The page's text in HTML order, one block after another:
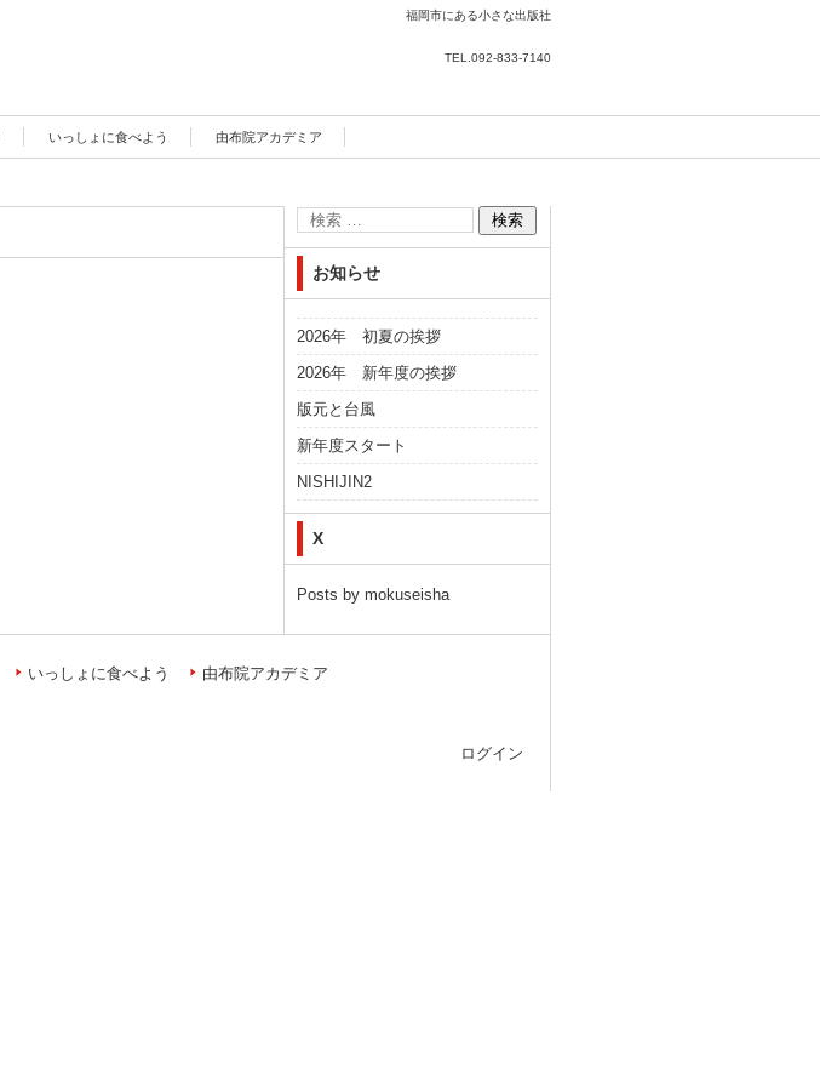
福岡市にある小さな出版社
TEL. 092-833-7140
いっしょに食べよう 由布院アカデミア
お知らせ
2026年 初夏の挨拶
2026年 新年度の挨拶
版元と台風
新年度スタート
NISHIJIN2
X
Posts by mokuseisha
いっしょに食べよう 由布院アカデミア
ログイン